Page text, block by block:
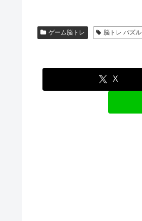
ゲーム脳トレ 脳トレ パズル
X